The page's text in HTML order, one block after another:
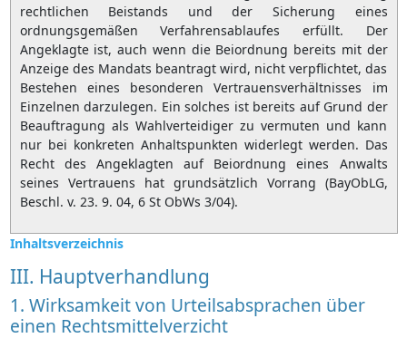
rechtlichen Beistands und der Sicherung eines
ordnungsgemäßen Verfahrensablaufes erfüllt. Der
Angeklagte ist, auch wenn die Beiordnung bereits mit der
Anzeige des Mandats beantragt wird, nicht verpflichtet, das
Bestehen eines besonderen Vertrauensverhältnisses im
Einzelnen darzulegen. Ein solches ist bereits auf Grund der
Beauftragung als Wahlverteidiger zu vermuten und kann
nur bei konkreten Anhaltspunkten widerlegt werden. Das
Recht des Angeklagten auf Beiordnung eines Anwalts
seines Vertrauens hat grundsätzlich Vorrang (BayObLG,
Beschl. v. 23. 9. 04, 6 St ObWs 3/04).
Inhaltsverzeichnis
III. Hauptverhandlung
1. Wirksamkeit von Urteilsabsprachen über
einen Rechtsmittelverzicht